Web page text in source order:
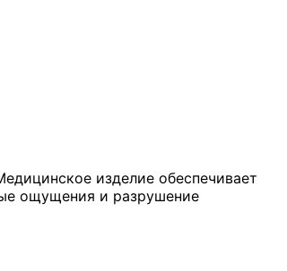
изделие обеспечивает
ощущения и разрушение